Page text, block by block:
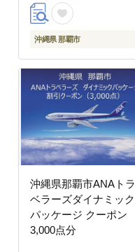
沖縄県 那覇市
沖縄県那覇市ANAトラ
ベラーズダイナミック
パッケージ クーポン
3,000点分